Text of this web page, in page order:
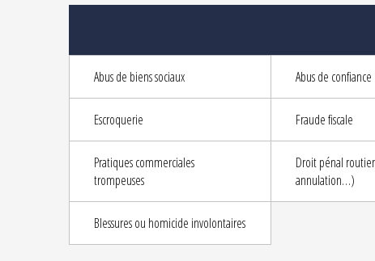
Abus de biens sociaux Abus de confiance
Escroquerie Fraude fiscale
Pratiques commerciales
trompeuses
Droit pénal
annulation…)
Blessures ou homicide involontaires